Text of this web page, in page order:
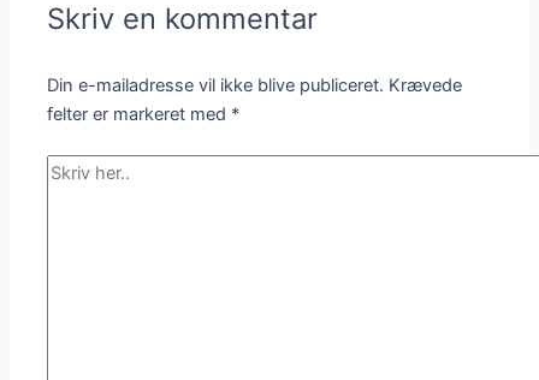
Skriv en kommentar
Din e-mailadresse vil ikke blive publiceret. Krævede
felter er markeret med *
Skriv